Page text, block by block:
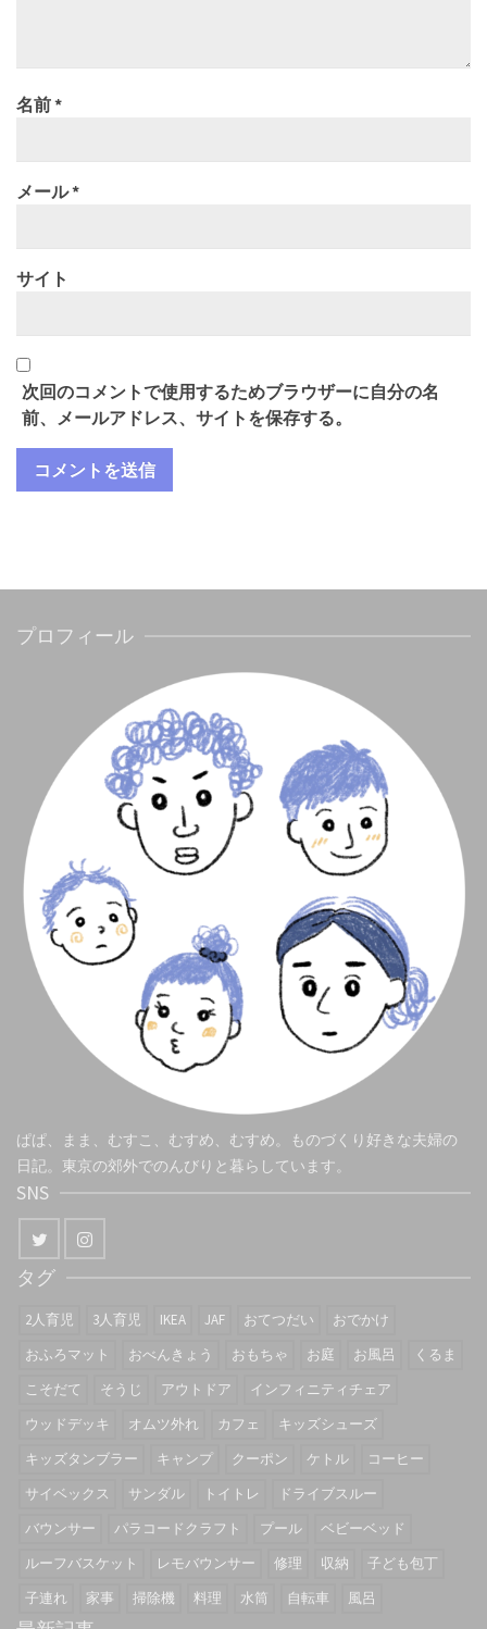
名前*
メール*
サイト
次回のコメントで使用するためブラウザーに自分の名
前、メールアドレス、サイトを保存する。
プロフィール
ぱぱ、まま、むすこ、むすめ、むすめ。ものづくり好きな夫婦の
日記。東京の郊外でのんびりと暮らしています。
SNS
タグ
2人育児 3人育児 IKEA JAF おてつだい
おでかけ
おふろマット
おべんきょう おもちゃ お庭 お風呂
くるま
こそだて
そうじ アウトドア
インフィニティチェア
ウッドデッキ
オムツ外れ カフェ
キッズシューズ
キッズタンブラー
キャンプ クーポン ケトル
コーヒー
サイベックス
サンダル トイトレ
ドライブスルー
バウンサー
パラコードクラフト プール
ベビーベッド
ルーフバスケット
レモバウンサー 修理 収納
子ども包丁
子連れ
家事 掃除機 料理 水筒 自転車 風呂